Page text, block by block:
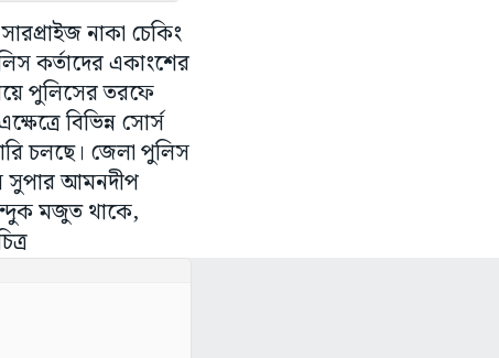
নাকা চেকিং
কর্তাদের একাংশের
পুলিসের তরফে
বিভিন্ন সোর্স
চলছে। জেলা পুলিস
সুপার আমনদীপ
মজুত থাকে,